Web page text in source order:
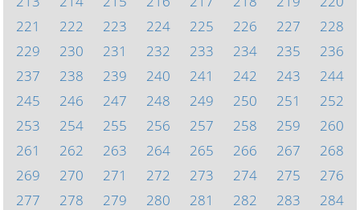
221
222 223 224 225 226 227
228
229
230 231 232 233 234 235
236
237
238 239 240 241 242 243
244
245
246 247 248 249 250 251
252
253
254 255 256 257 258 259
260
261
262 263 264 265 266 267
268
269
270 271 272 273 274 275
276
277
278 279 280 281 282 283
284